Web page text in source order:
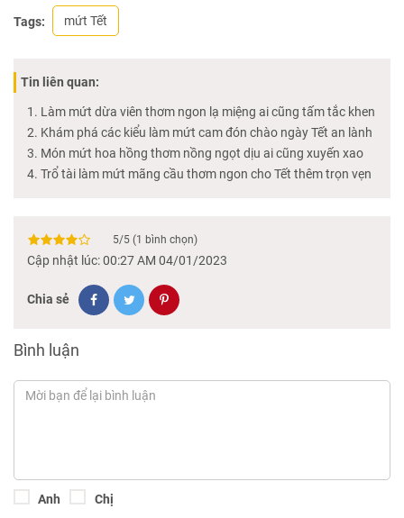
Tags: mứt Tết
Tin liên quan:
Làm mứt dừa viên thơm ngon lạ miệng ai cũng tấm tắc khen
Khám phá các kiểu làm mứt cam đón chào ngày Tết an lành
Món mứt hoa hồng thơm nồng ngọt dịu ai cũng xuyến xao
Trổ tài làm mứt mãng cầu thơm ngon cho Tết thêm trọn vẹn
5/5 (1 bình chọn)
Cập nhật lúc: 00:27 AM 04/01/2023
Chia sẻ
Bình luận
Anh Chị